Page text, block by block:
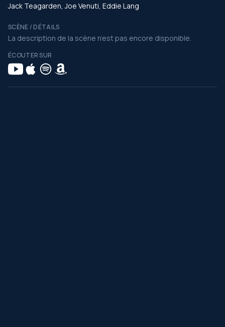
Jack Teagarden, Joe Venuti, Eddie Lang
SCÈNE / DÉTAILS
La description de la scène n’est pas encore disponible.
ÉCOUTER SUR